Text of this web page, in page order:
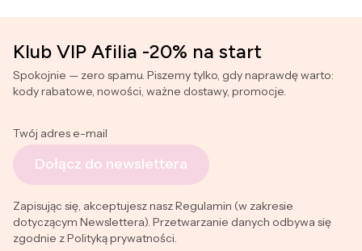
Klub VIP Afilia -20% na start
Spokojnie — zero spamu. Piszemy tylko, gdy naprawdę warto:
kody rabatowe, nowości, ważne dostawy, promocje.
Twój adres e-mail
Dołącz do newslettera
Zapisując się, akceptujesz nasz Regulamin (w zakresie
dotyczącym Newslettera). Przetwarzanie danych odbywa się
zgodnie z Polityką prywatności.